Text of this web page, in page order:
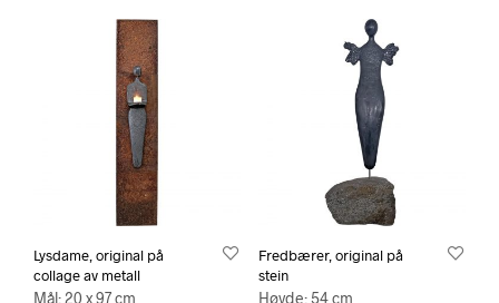
Lysdame, original på
collage av metall
Mål: 20 x 97 cm
Fredbærer, original på
stein
Høyde: 54 cm